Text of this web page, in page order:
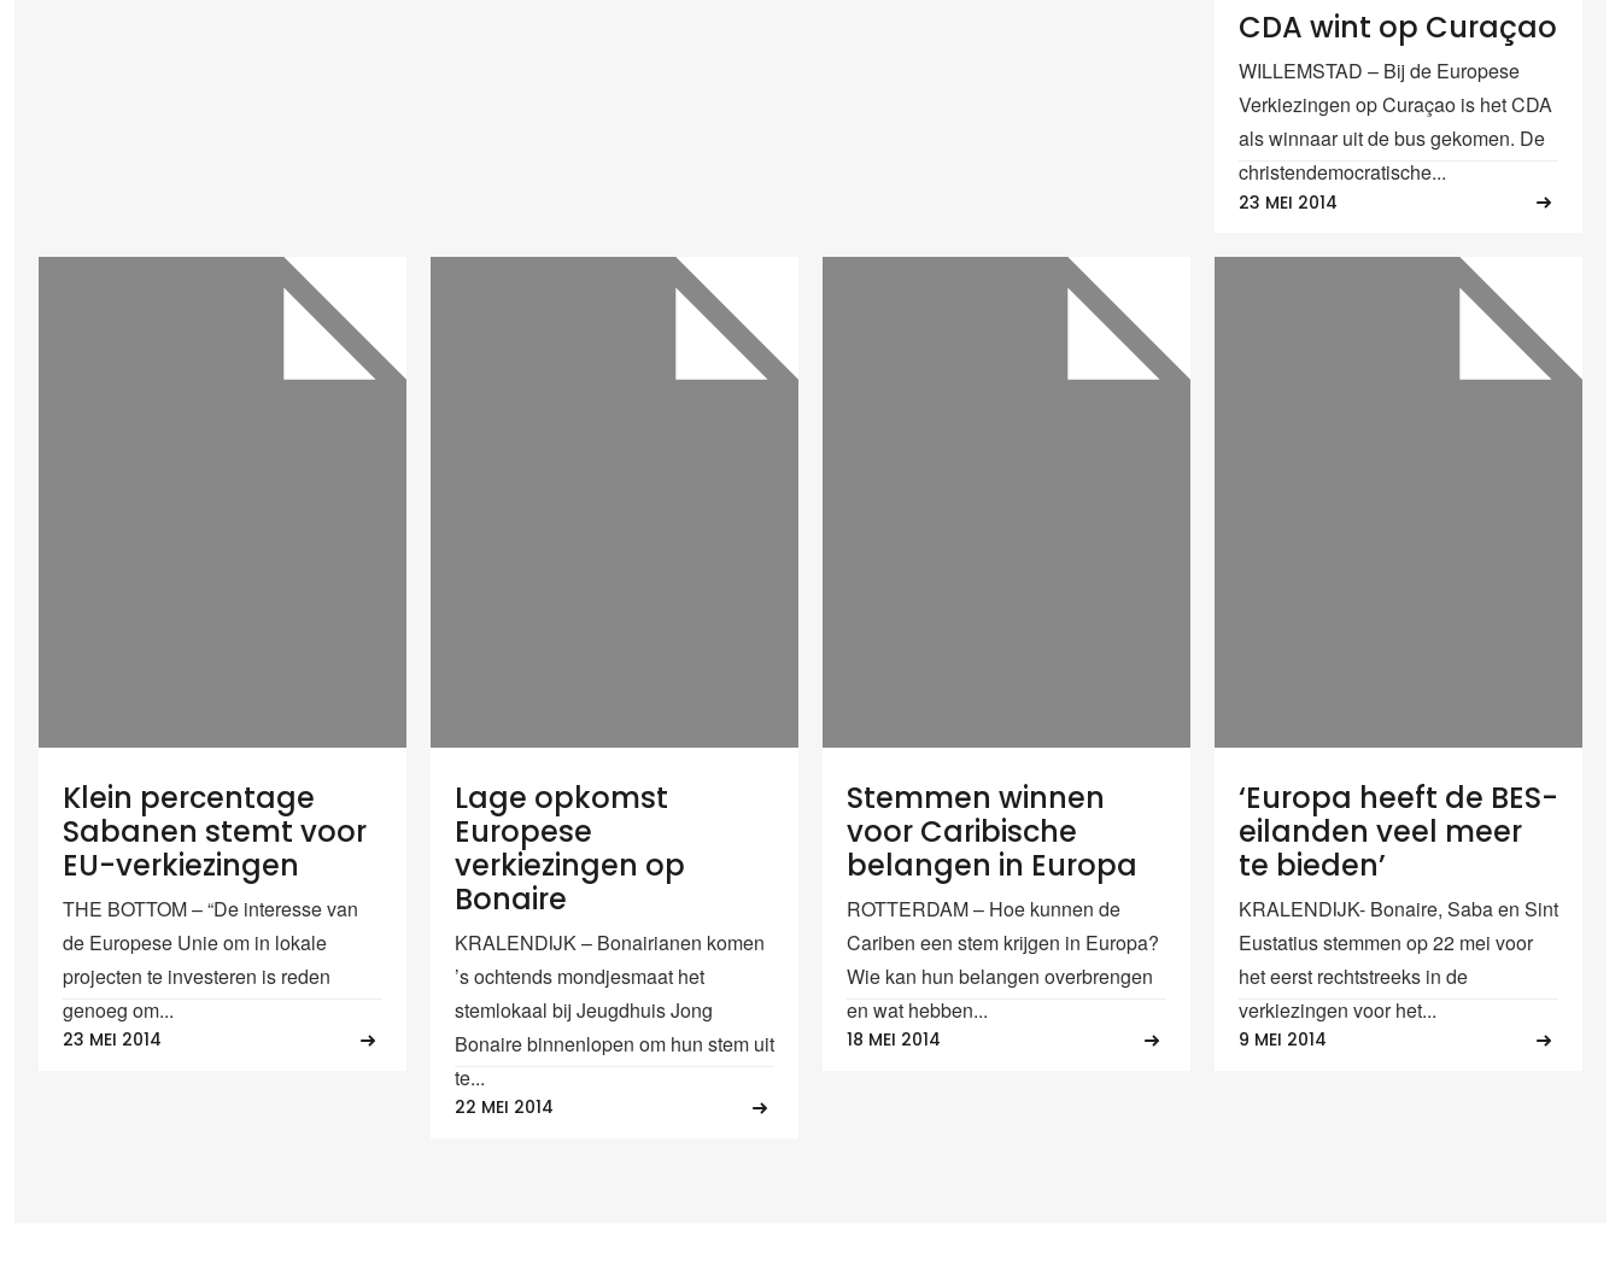
CDA wint op Curaçao
WILLEMSTAD – Bij de Europese
Verkiezingen op Curaçao is het CDA
als winnaar uit de bus gekomen. De
christendemocratische...
23 MEI 2014
Klein percentage
Sabanen stemt voor
EU-verkiezingen
THE BOTTOM – “De interesse van
de Europese Unie om in lokale
projecten te investeren is reden
genoeg om...
23 MEI 2014
Lage opkomst
Europese
verkiezingen op
Bonaire
KRALENDIJK – Bonairianen komen
’s ochtends mondjesmaat het
stemlokaal bij Jeugdhuis Jong
Bonaire binnenlopen om hun stem uit
te...
22 MEI 2014
Stemmen winnen
voor Caribische
belangen in Europa
ROTTERDAM – Hoe kunnen de
Cariben een stem krijgen in Europa?
Wie kan hun belangen overbrengen
en wat hebben...
18 MEI 2014
‘Europa heeft de BES-
eilanden veel meer
te bieden’
KRALENDIJK- Bonaire, Saba en Sint
Eustatius stemmen op 22 mei voor
het eerst rechtstreeks in de
verkiezingen voor het...
9 MEI 2014